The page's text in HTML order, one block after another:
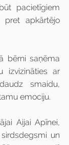
pacietīgiem
pret apkārtējo
bērni saņēma
izvizināties ar
smaidu,
emociju.
Aijai Apīnei,
un